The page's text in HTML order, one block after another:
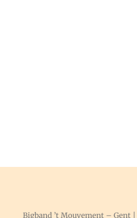
Bigband ’t Mouvement – Gent |